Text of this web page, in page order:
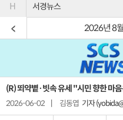
H 서경뉴스
2026년 8
(R) 뙤약볕·빗속 유세 "시민 향한 마
2026-06-02 김동엽 기자